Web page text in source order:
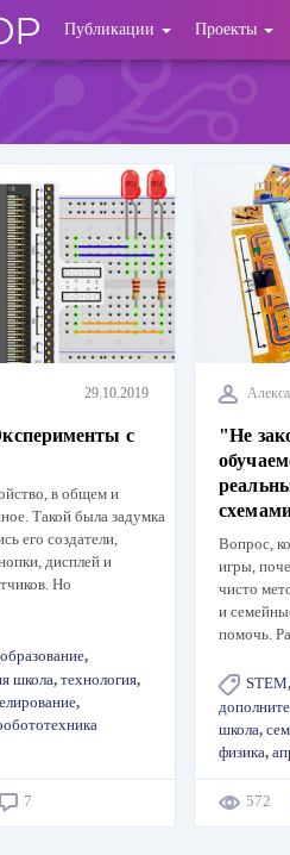
Публикации Проекты
29.10.2019
с
в общем и
Такой была задумка
его создатели,
дисплей и
Но
,
школа, технология,
,
7
"Не
Вопрос,
игры,
чисто
и
помочь.
STEM
школа,
физика,